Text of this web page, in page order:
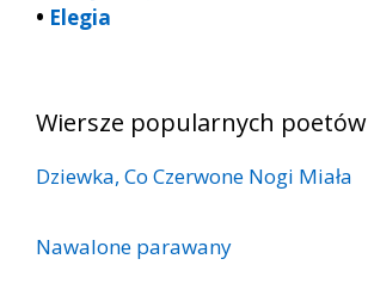
• Elegia
Wiersze popularnych poetów
Dziewka, Co Czerwone Nogi Miała
Nawalone parawany